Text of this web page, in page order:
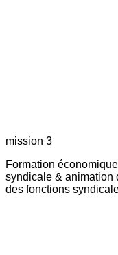
mission 3
Formation
syndicale & animation
des fonctions